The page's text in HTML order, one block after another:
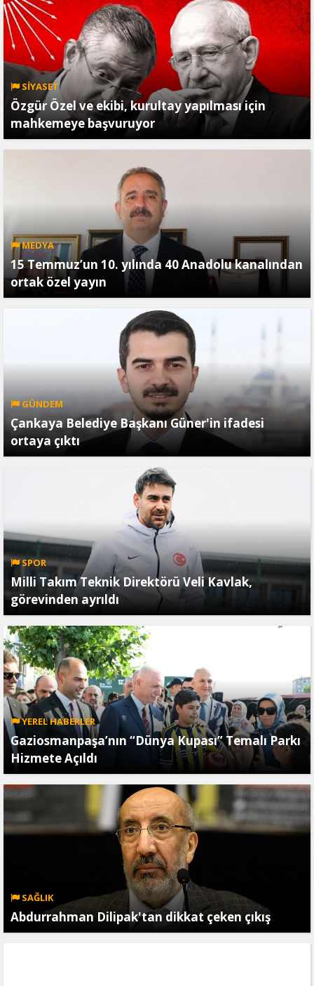
SİYASET
Özgür Özel ve ekibi, kurultay yapılması için
mahkemeye başvuruyor
MEDYA
15 Temmuz’un 10. yılında 40 Anadolu kanalından
ortak özel yayın
GÜNDEM
Çankaya Belediye Başkanı Güner'in ifadesi
ortaya çıktı
SPOR
Milli Takım Teknik Direktörü Veli Kavlak,
görevinden ayrıldı
YEREL HABERLER
Gaziosmanpaşa’nın “Dünya Kupası” Temalı Parkı
Hizmete Açıldı
SAĞLIK
Abdurrahman Dilipak'tan dikkat çeken çıkış